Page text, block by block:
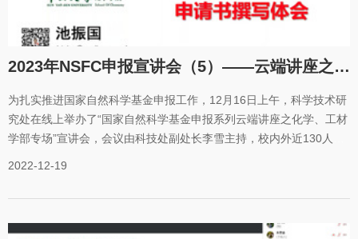
2023年NSFC申报宣讲会（5）——云端讲座之化学、工材学部专场
为扎实推进国家自然科学基金申报工作，12月16日上午，科学技术研
究处在线上举办了“国家自然科学基金申报系列云端讲座之化学、工材
学部专场”宣讲会，会议由科技处副处长李雪主持，校内外近130人线
然科学基金申请书撰写体会》专题报告，用幽默风趣的语言讲述了自
以自己2016年申请基金项目本子作为案例，详细剖析了申请书每个环
2022-12-19